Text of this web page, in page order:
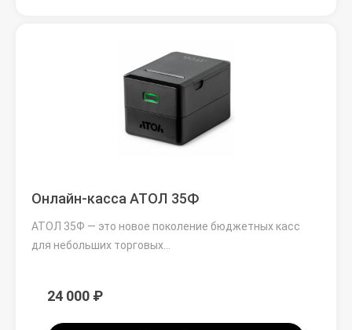
Онлайн-касса АТОЛ 35Ф
АТОЛ 35Ф — это новое поколение бюджетных касс
для небольших торговых…
24 000 ₽